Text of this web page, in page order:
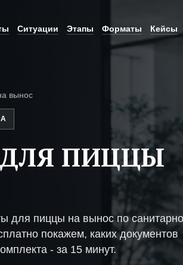
Ситуации Этапы Форматы Кейсы
вынос
ПИЦЦЫ
для пиццы на вынос по
покажем, каких документов
- за 15 минут.